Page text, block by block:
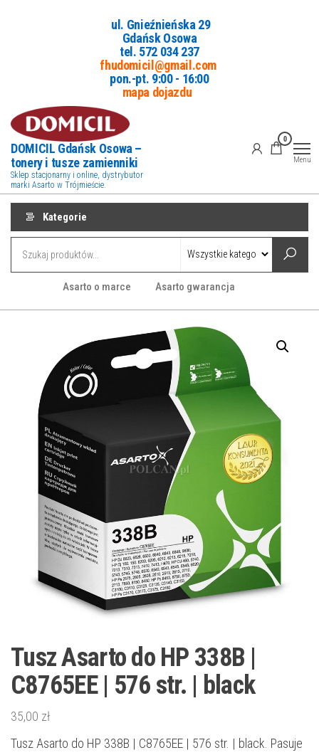
ul. Gnieźnieńska 29
Gdańsk Osowa
tel. 572 034 237
fhudomicil@gmail.com
pon.-pt. 9:00 - 16:00
mapa dojazdu
DOMICIL Gdańsk Osowa –
tonery i tusze zamienniki
Sklep stacjonarny i online, dystrybutor
marki Asarto w Trójmieście.
0
Menu
Kategorie
Asarto o marce Asarto gwarancja
Tusz Asarto do HP 338B |
C8765EE | 576 str. | black
35,00 zł
Tusz Asarto do HP 338B | C8765EE | 576 str. | black. Pasuje